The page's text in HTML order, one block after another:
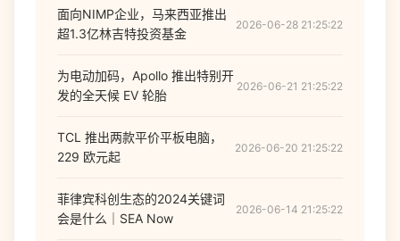
面向NIMP企业，马来西亚推出
超1.3亿林吉特投资基金
2026-06-28 21:25:22
为电动加码，Apollo 推出特别开
发的全天候 EV 轮胎
2026-06-21 21:25:22
TCL 推出两款平价平板电脑，
229 欧元起
2026-06-20 21:25:22
菲律宾科创生态的2024关键词
会是什么｜SEA Now
2026-06-14 21:25:22